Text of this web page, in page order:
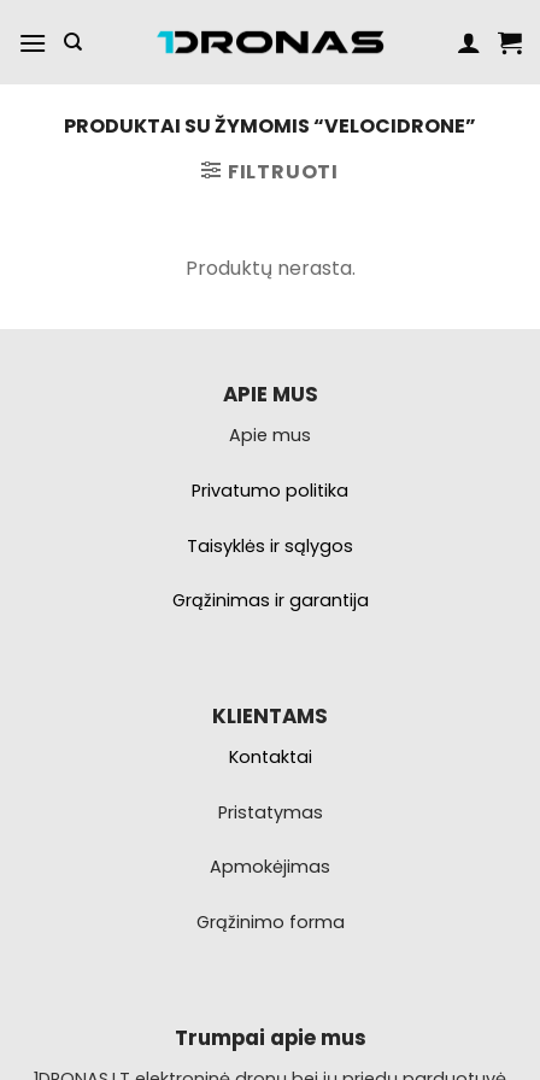
turinį
PRODUKTAI SU ŽYMOMIS “VELOCIDRONE”
FILTRUOTI
Produktų nerasta.
APIE MUS
Apie mus
Privatumo politika
Taisyklės ir sąlygos
Grąžinimas ir garantija
KLIENTAMS
Kontaktai
Pristatymas
Apmokėjimas
Grąžinimo forma
Trumpai apie mus